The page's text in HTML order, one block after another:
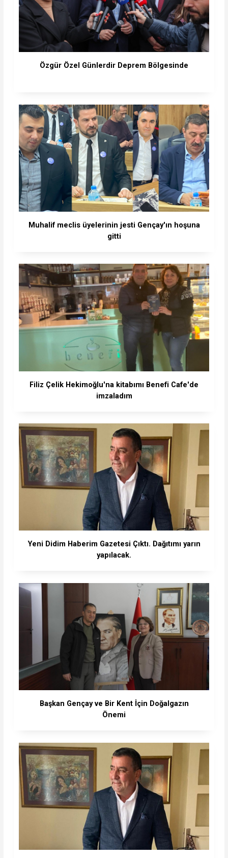
Özgür Özel Günlerdir Deprem Bölgesinde
Muhalif meclis üyelerinin jesti Gençay'ın hoşuna
gitti
Filiz Çelik Hekimoğlu'na kitabımı Benefi Cafe'de
imzaladım
Yeni Didim Haberim Gazetesi Çıktı. Dağıtımı yarın
yapılacak.
Başkan Gençay ve Bir Kent İçin Doğalgazın
Önemi